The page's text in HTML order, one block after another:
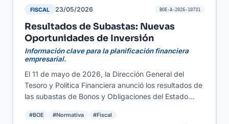
FISCAL 23/05/2026 BOE-A-2026-10731
Resultados de Subastas: Nuevas
Oportunidades de Inversión
Información clave para la planificación financiera
empresarial.
El 11 de mayo de 2026, la Dirección General del
Tesoro y Política Financiera anunció los resultados de
las subastas de Bonos y Obligaciones del Estado
esenciales para entender la salud financiera del
#BOE #Normativa #Fiscal